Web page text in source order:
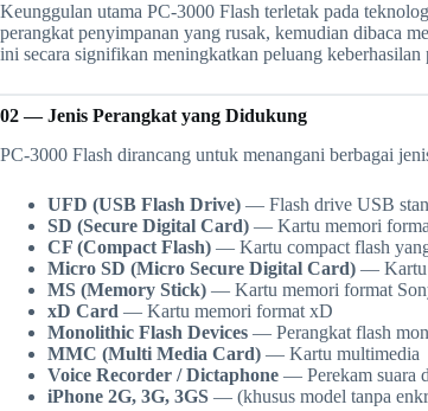
Keunggulan utama PC-3000 Flash terletak pada
perangkat penyimpanan yang rusak, kemudian dibaca
ini secara signifikan meningkatkan peluang
02 — Jenis Perangkat yang Didukung
PC-3000 Flash dirancang untuk menangani berbagai
UFD (USB Flash Drive) — Flash drive USB
SD (Secure Digital Card) — Kartu memori
CF (Compact Flash) — Kartu compact flash
Micro SD (Micro Secure Digital Card) — Kartu
MS (Memory Stick) — Kartu memori format
xD Card — Kartu memori format xD
Monolithic Flash Devices — Perangkat flash
MMC (Multi Media Card) — Kartu multimedia
Voice Recorder / Dictaphone — Perekam suara
iPhone 2G, 3G, 3GS — (khusus model tanpa